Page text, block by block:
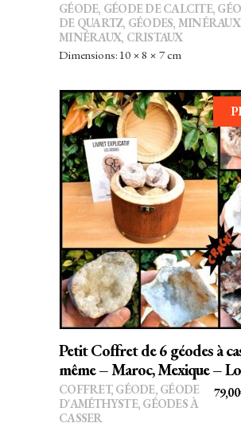
GÉODE, GÉODE DE CALCITE,
DE QUARTZ, GÉODES, MINÉRAUX
MINÉRAUX, CRISTAUX
Dimensions: 10 × 8 × 7 cm
CHOIX DES OPTIONS
Petit Coffret de 6 géodes à
même – Maroc, Mexique –
79,00
COFFRET, GÉODE, GÉODE
D'AMÉTHYSTE, GÉODES À
CASSER